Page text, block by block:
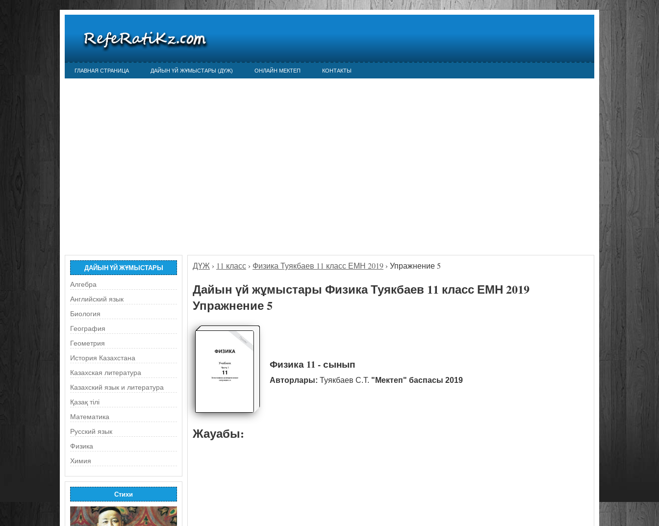
ГЛАВНАЯ СТРАНИЦА ДАЙЫН ҮЙ ЖҰМЫСТАРЫ (ДҮЖ) ОНЛАЙН МЕКТЕП КОНТАКТЫ
ДАЙЫН ҮЙ ЖҰМЫСТАРЫ
Алгебра
Английский язык
Биология
География
Геометрия
История Казахстана
Казахская литература
Казахский язык и литература
Қазақ тілі
Математика
Русский язык
Физика
Химия
Стихи
ДҮЖ › 11 класс › Физика Туякбаев 11 класс ЕМН 2019 › Упражнение 5
Дайын үй жұмыстары Физика Туякбаев 11 класс ЕМН 2019
Упражнение 5
Физика 11 - сынып
Авторлары: Туякбаев С.Т. "Мектеп" баспасы 2019
Жауабы: